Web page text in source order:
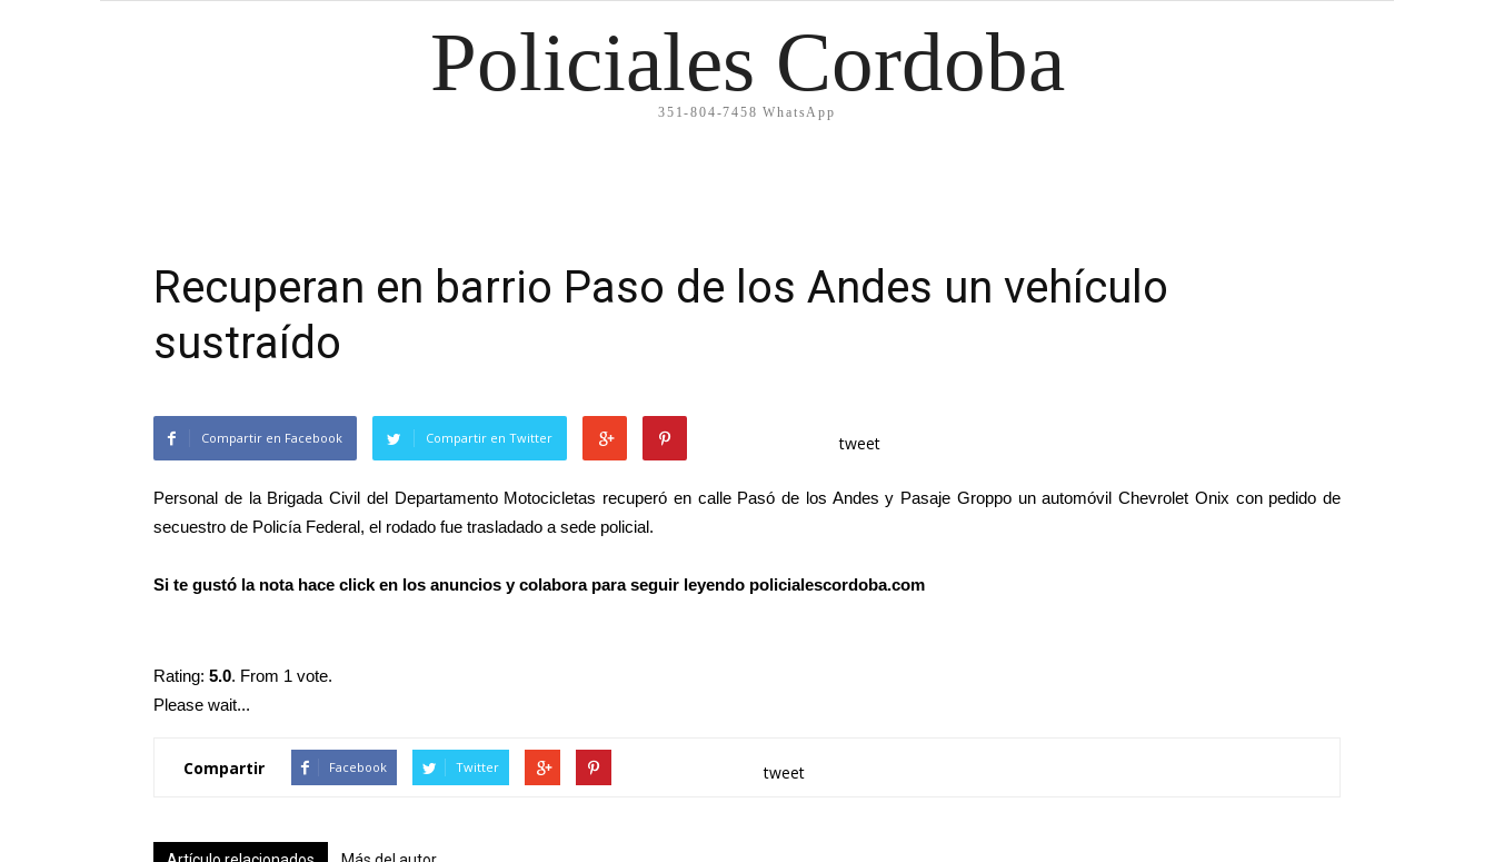
Policiales Cordoba
351-804-7458 WhatsApp
Recuperan en barrio Paso de los Andes un vehículo
sustraído
Compartir en Facebook Compartir en Twitter tweet
Personal de la Brigada Civil del Departamento Motocicletas recuperó en calle Pasó de los Andes y Pasaje Groppo un automóvil Chevrolet Onix con pedido de
secuestro de Policía Federal, el rodado fue trasladado a sede policial.
Si te gustó la nota hace click en los anuncios y colabora para seguir leyendo policialescordoba.com
Rating: 5.0. From 1 vote.
Please wait...
Compartir Facebook Twitter tweet